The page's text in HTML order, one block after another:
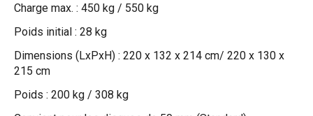
Charge max. : 450 kg / 550 kg
Poids initial : 28 kg
Dimensions (LxPxH) : 220 x 132 x 214 cm/ 220 x 130 x
215 cm
Poids : 200 kg / 308 kg